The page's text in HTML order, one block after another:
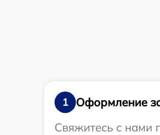
1
Оформление
Свяжитесь с нами